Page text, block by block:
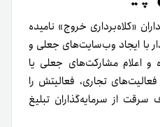
«کلاه‌برداری خروج» نامیده
با ایجاد وب‌سایت‌های جعلی و
و اعلام مشارکت‌های جعلی یا
تجاری، فعالیتش را
از سرمایه‌گذاران تبلیغ